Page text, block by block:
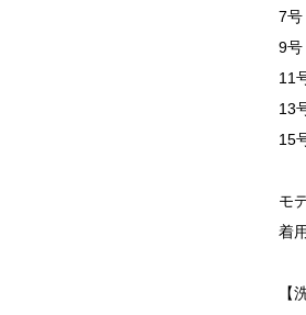
7号
9号
11
13
15
モ
着
【